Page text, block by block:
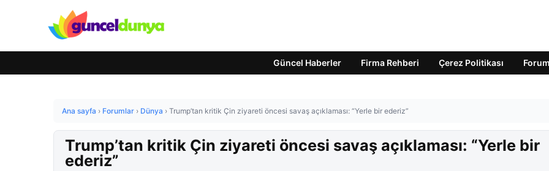
Güncel Haberler Firma Rehberi Çerez Politikası Forum
Ana sayfa › Forumlar › Dünya › Trump’tan kritik Çin ziyareti öncesi savaş açıklaması: “Yerle bir ederiz”
Trump’tan kritik Çin ziyareti öncesi savaş açıklaması: “Yerle bir
ederiz”